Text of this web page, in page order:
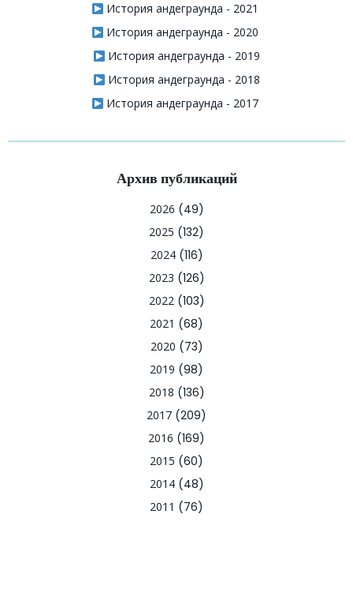
История андеграунда - 2021
История андеграунда - 2020
История андеграунда - 2019
История андеграунда - 2018
История андеграунда - 2017
Архив публикаций
2026 (49)
2025 (132)
2024(116)
2023 (126)
2022(103)
2021 (68)
2020 (73)
2019 (98)
2018 (136)
2017 (209)
2016 (169)
2015 (60)
2014(48)
2011 (76)